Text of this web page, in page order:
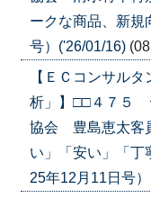
ークな商品、新規
号）('26/01/16)
【ＥＣコンサル
析」】□□４７５
協会 豊島恵太客
い」「安い」「丁
25年12月11日号